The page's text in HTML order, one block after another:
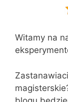
Witamy na